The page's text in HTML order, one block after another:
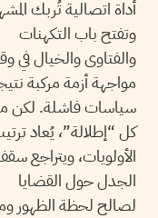
أداة اتصالية تُربك
وتفتح باب التكهنات
والفتاوى والخيال في
مواجهة أزمة مركبة
سياسات فاشلة. لكن
كل “إطلالة”، يُعاد
الأولويات، ويتراجع
الجدل حول القضايا
لصالح لحظة الظهور